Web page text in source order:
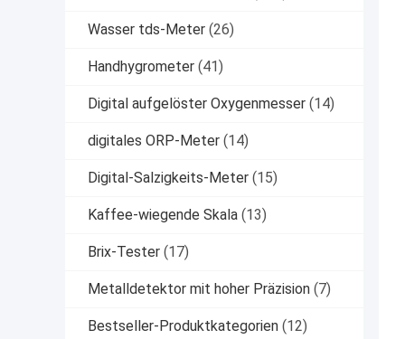
Wasser tds-Meter (26)
Handhygrometer (41)
Digital aufgelöster Oxygenmesser (14)
digitales ORP-Meter (14)
Digital-Salzigkeits-Meter (15)
Kaffee-wiegende Skala (13)
Brix-Tester (17)
Metalldetektor mit hoher Präzision (7)
Bestseller-Produktkategorien (12)